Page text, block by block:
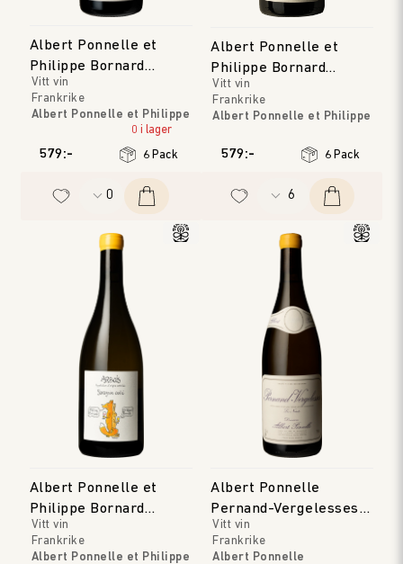
Albert Ponnelle et
Philippe Bornard
Arbois Pupillin
Vitt vin
Frankrike
Albert Ponnelle et Philippe
0 i lager
579:- 6 Pack
Albert Ponnelle et
Philippe Bornard
Arbois Pupillin 'Les
Viandris'
Vitt vin
Frankrike
Albert Ponnelle et Philippe
Årgång
579:- 6 Pack
Albert Ponnelle et
Philippe Bornard
Arbois Savagnin Ouille
Vitt vin
Frankrike
Albert Ponnelle et Philippe
Albert Ponnelle
Pernand-Vergelesses
Blanc 'Les Noirets'
Vitt vin
Frankrike
Albert Ponnelle